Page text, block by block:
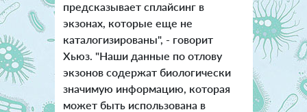
предсказывает сплайсинг в
экзонах, которые еще не
каталогизированы", - говорит
Хьюз. "Наши данные по отлову
экзонов содержат биологически
значимую информацию, которая
может быть использована в